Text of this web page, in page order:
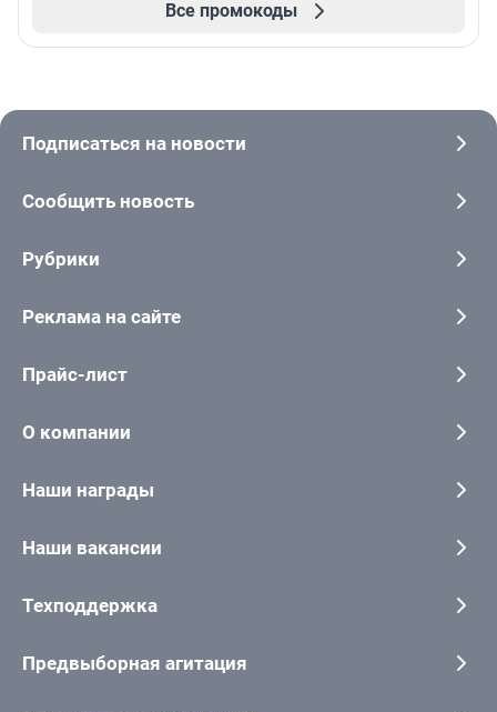
Все промокоды
Подписаться на новости
Сообщить новость
Рубрики
Реклама на сайте
Прайс-лист
О компании
Наши награды
Наши вакансии
Техподдержка
Предвыборная агитация